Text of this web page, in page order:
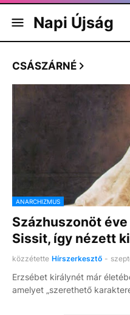
Napi Újság
CSÁSZÁRNÉ
ANARCHIZMUS
Százhuszonöt
Sissit, így nézett
közzétette Hírszerkesztő -
Erzsébet királynét már
amelyet „szerethető